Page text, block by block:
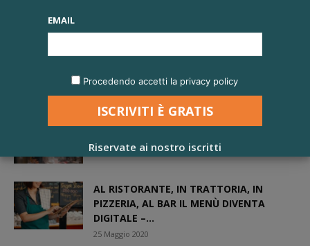
SCRIVERE SUL FRANCHISING? DA NOI HAI
24 Dicembre 2020
FRANCHISING A NOLEGGIO, PARTE LA
23 Dicembre 2020
AL RISTORANTE, IN TRATTORIA, IN
PIZZERIA, AL BAR IL MENÙ DIVENTA
DIGITALE –...
25 Maggio 2020
EMAIL
Procedendo accetti la privacy policy
Riservate ai nostro iscritti